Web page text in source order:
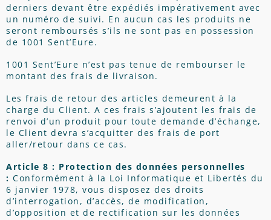
derniers devant être expédiés impérativement avec
un numéro de suivi. En aucun cas les produits ne
seront remboursés s’ils ne sont pas en possession
de 1001 Sent’Eure.
1001 Sent’Eure n’est pas tenue de rembourser le
montant des frais de livraison.
Les frais de retour des articles demeurent à la
charge du Client. A ces frais s’ajoutent les frais de
renvoi d’un produit pour toute demande d’échange,
le Client devra s’acquitter des frais de port
aller/retour dans ce cas.
Article 8 : Protection des données personnelles
: Conformément à la Loi Informatique et Libertés du
6 janvier 1978, vous disposez des droits
d’interrogation, d’accès, de modification,
d’opposition et de rectification sur les données